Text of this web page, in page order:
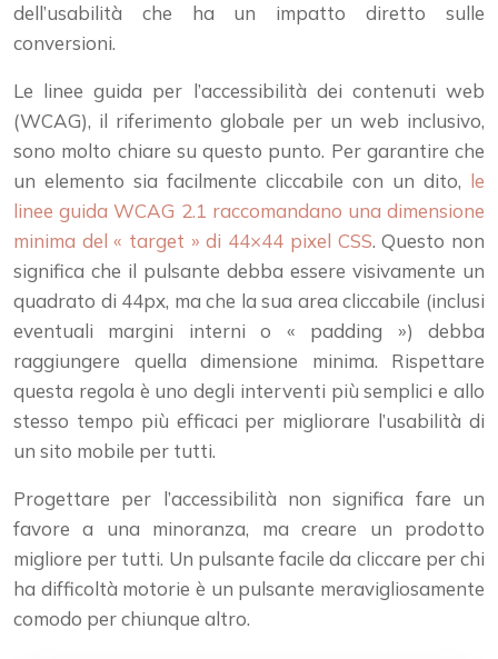
dell’usabilità che ha un impatto diretto sulle
conversioni.
Le linee guida per l’accessibilità dei contenuti web
(WCAG), il riferimento globale per un web inclusivo,
sono molto chiare su questo punto. Per garantire che
un elemento sia facilmente cliccabile con un dito, le
linee guida WCAG 2.1 raccomandano una dimensione
minima del « target » di 44×44 pixel CSS. Questo non
significa che il pulsante debba essere visivamente un
quadrato di 44px, ma che la sua area cliccabile (inclusi
eventuali margini interni o « padding ») debba
raggiungere quella dimensione minima. Rispettare
questa regola è uno degli interventi più semplici e allo
stesso tempo più efficaci per migliorare l’usabilità di
un sito mobile per tutti.
Progettare per l’accessibilità non significa fare un
favore a una minoranza, ma creare un prodotto
migliore per tutti. Un pulsante facile da cliccare per chi
ha difficoltà motorie è un pulsante meravigliosamente
comodo per chiunque altro.